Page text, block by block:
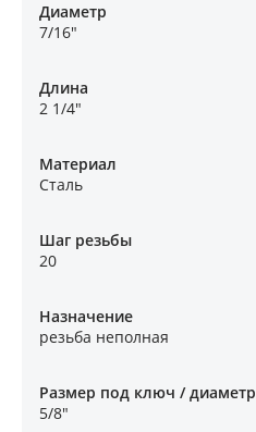
Диаметр
7/16"
Длина
2 1/4"
Материал
Сталь
Шаг резьбы
20
Назначение
резьба неполная
Размер под ключ / диаметр
5/8"